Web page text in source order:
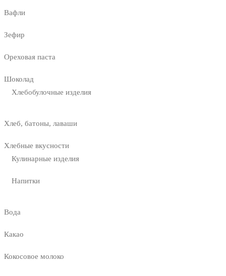
Вафли
Зефир
Ореховая паста
Шоколад
Хлебобулочные изделия
Хлеб, батоны, лаваши
Хлебные вкусности
Кулинарные изделия
Напитки
Вода
Какао
Кокосовое молоко